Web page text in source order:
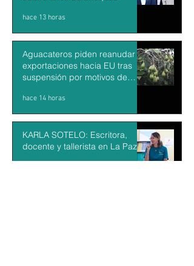
hace 13 horas
Aguacateros piden reanudar
exportaciones hacia EU tras
suspensión por motivos de
hace 14 horas
KARLA SOTELO: Escritora,
docente y tallerista en La Paz